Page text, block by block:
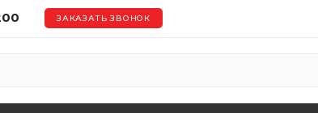
ЗАКАЗАТЬ ЗВОНОК